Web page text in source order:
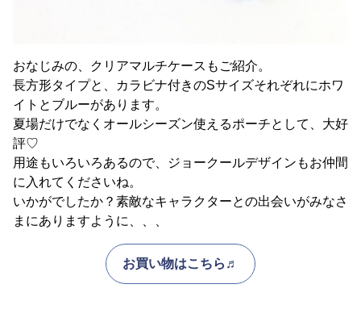
おなじみの、クリアマルチケースもご紹介。
長方形タイプと、カラビナ付きのSサイズそれぞれにホワ
イトとブルーがあります。
夏場だけでなくオールシーズン使えるポーチとして、大好
評♡
用途もいろいろあるので、ジョークールデザインもお仲間
に入れてくださいね。
いかがでしたか？素敵なキャラクターとの出会いがみなさ
まにありますように、、、
お買い物はこちら♬